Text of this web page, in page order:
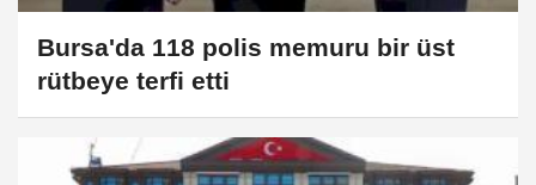
Bursa'da 118 polis memuru bir üst
rütbeye terfi etti